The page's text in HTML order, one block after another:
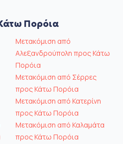
Πορόια
Μετακόμιση από
Αλεξανδρούπολη προς Κάτω
Πορόια
Μετακόμιση από Σέρρες
προς Κάτω Πορόια
Μετακόμιση από Κατερίνη
προς Κάτω Πορόια
Μετακόμιση από Καλαμάτα
προς Κάτω Πορόια